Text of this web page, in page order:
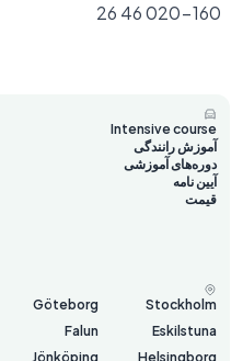
020-160 46 26
Intensive course
آموزش رانندگی
دوره‌های آموزشی
آیین نامه
قیمت
Stockholm
Göteborg
Eskilstuna
Falun
Helsingborg
Jönköping